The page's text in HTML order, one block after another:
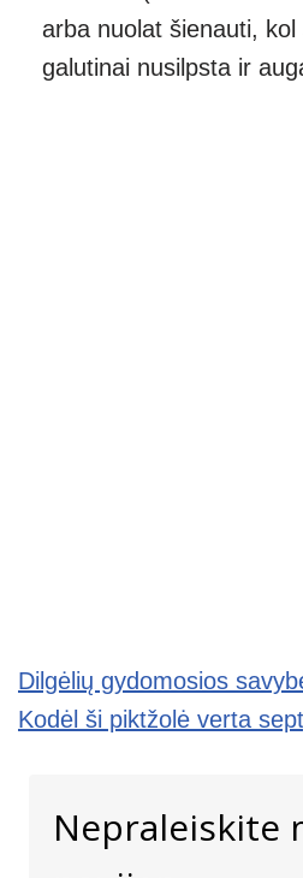
arba nuolat šienauti,
galutinai nusilpsta ir
Dilgėlių gydomosios
Kodėl ši piktžolė verta
Nepraleiskite